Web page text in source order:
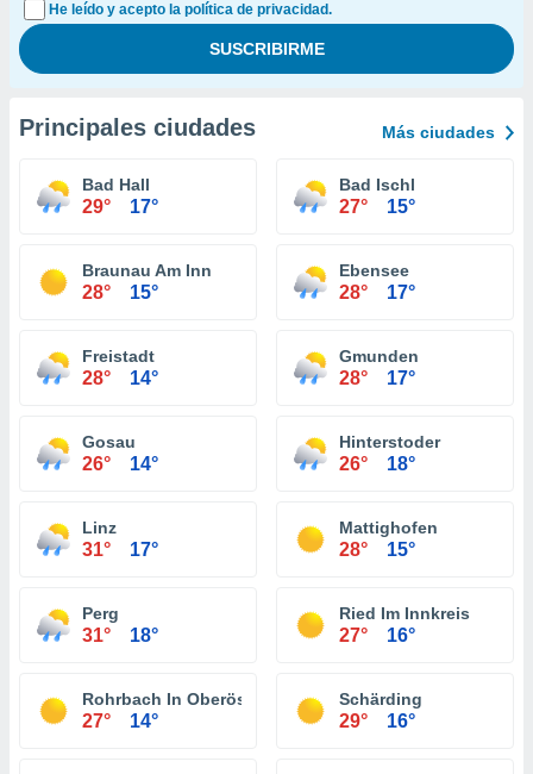
He leído y acepto la política de privacidad.
Principales ciudades Más ciudades
Bad Hall
29° 17°
Bad Ischl
27° 15°
Braunau Am Inn
28° 15°
Ebensee
28° 17°
Freistadt
28° 14°
Gmunden
28° 17°
Gosau
26° 14°
Hinterstoder
26° 18°
Linz
31° 17°
Mattighofen
28° 15°
Perg
31° 18°
Ried Im Innkreis
27° 16°
Rohrbach In Oberösterreich
27° 14°
Schärding
29° 16°